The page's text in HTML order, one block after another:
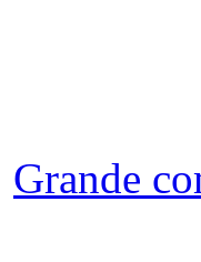
Grande